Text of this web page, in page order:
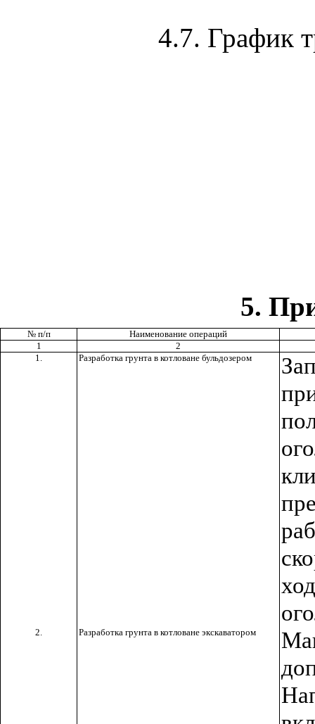
4.7. График
5.
№ п/п
Наименование операций
1
2
1.
Разработка грунта в котловане бульдозером
2. Разработка грунта в котловане экскаватором